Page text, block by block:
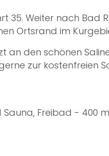
35. Weiter nach Bad
Ortsrand im
an den schönen
zur kostenfreien
Freibad - 400 m